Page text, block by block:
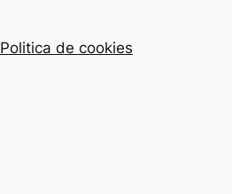
Politica de cookies